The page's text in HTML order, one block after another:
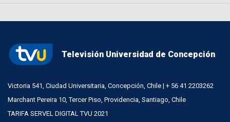
Televisión Universidad de Concepción
Victoria 541, Ciudad Universitaria, Concepción, Chile | + 56 41 2203262
Marchant Pereira 10, Tercer Piso, Providencia, Santiago, Chile
TARIFA SERVEL DIGITAL TVU 2021